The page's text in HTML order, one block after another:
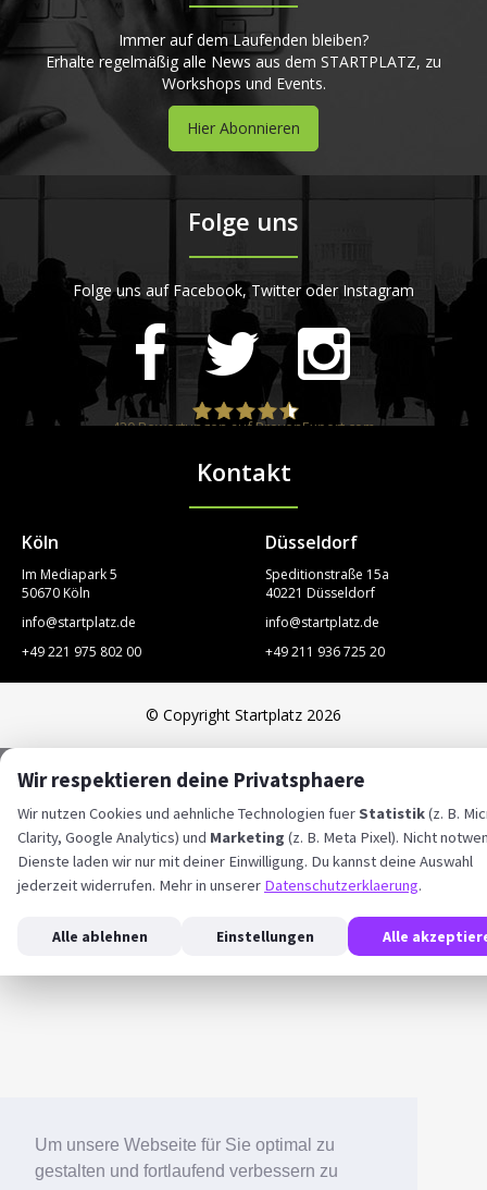
Um unsere Webseite für Sie optimal zu
gestalten und fortlaufend verbessern zu
Immer auf dem Laufenden bleiben?
Erhalte regelmäßig alle News aus dem STARTPLATZ, zu
Workshops und Events.
Hier Abonnieren
Folge uns
Folge uns auf Facebook, Twitter oder Instagram
STARTPLATZ
420Bewertungen auf ProvenExpert.com
Kontakt
Köln
Im Mediapark 5
50670 Köln
info@startplatz.de
+49 221 975 802 00
Düsseldorf
Speditionstraße 15a
40221 Düsseldorf
info@startplatz.de
+49 211 936 725 20
© Copyright Startplatz 2026
Wir respektieren deine Privatsphaere
Wir nutzen Cookies und aehnliche Technologien fuerStatistik(z. B.
Clarity, Google Analytics) und Marketing (z. B. Meta Pixel). Nicht
Dienste laden wir nur mit deiner Einwilligung. Du kannst deine Auswahl
jederzeit widerrufen. Mehr in unserer Datenschutzerklaerung.
Alle ablehnen Einstellungen Alle